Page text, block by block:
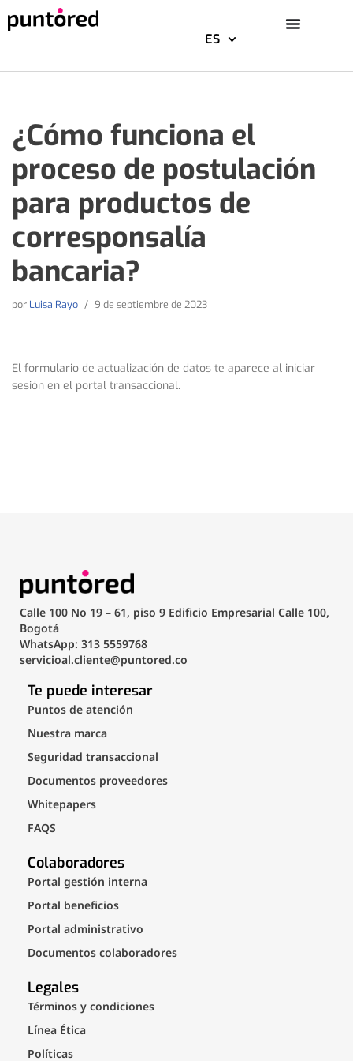
contenido
ES
¿Cómo funciona el
proceso de postulación
para productos de
corresponsalía
bancaria?
por Luisa Rayo 9 de septiembre de 2023
El formulario de actualización de datos te aparece al iniciar
sesión en el portal transaccional.
Calle 100 No 19 – 61, piso 9 Edificio Empresarial Calle 100,
Bogotá
WhatsApp: 313 5559768
servicioal.cliente@puntored.co
Te puede interesar
Puntos de atención
Nuestra marca
Seguridad transaccional
Documentos proveedores
Whitepapers
FAQS
Colaboradores
Portal gestión interna
Portal beneficios
Portal administrativo
Documentos colaboradores
Legales
Términos y condiciones
Línea Ética
Políticas